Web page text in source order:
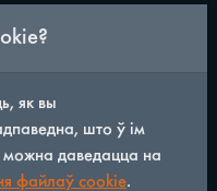
дыялекталогіі,
рускага дзвюхмоўя.
сярод якіх
Брала ўдзел
народных
як вы
што ў ім
даведацца на
файлаў cookie.